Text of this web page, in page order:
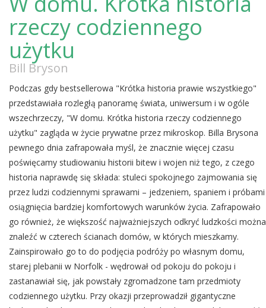
rzeczy codziennego
użytku
Bill Bryson
Podczas gdy bestsellerowa "Krótka historia prawie wszystkiego"
przedstawiała rozległą panoramę świata, uniwersum i w ogóle
wszechrzeczy, "W domu. Krótka historia rzeczy codziennego
użytku" zagląda w życie prywatne przez mikroskop. Billa Brysona
pewnego dnia zafrapowała myśl, że znacznie więcej czasu
poświęcamy studiowaniu historii bitew i wojen niż tego, z czego
historia naprawdę się składa: stuleci spokojnego zajmowania się
przez ludzi codziennymi sprawami – jedzeniem, spaniem i próbami
osiągnięcia bardziej komfortowych warunków życia. Zafrapowało
go również, że większość najważniejszych odkryć ludzkości można
znaleźć w czterech ścianach domów, w których mieszkamy.
Zainspirowało go to do podjęcia podróży po własnym domu,
starej plebanii w Norfolk - wędrował od pokoju do pokoju i
zastanawiał się, jak powstały zgromadzone tam przedmioty
codziennego użytku. Przy okazji przeprowadził gigantyczne